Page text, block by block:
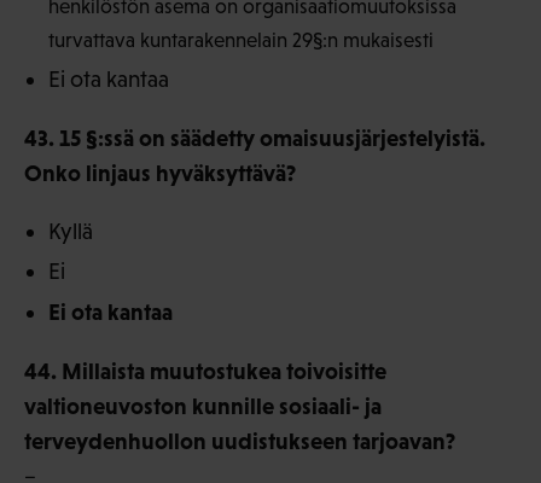
henkilöstön asema on organisaatiomuutoksissa
turvattava kuntarakennelain 29§:n mukaisesti
Ei ota kantaa
43. 15 §:ssä on säädetty omaisuusjärjestelyistä.
Onko linjaus hyväksyttävä?
Kyllä
Ei
Ei ota kantaa
44. Millaista muutostukea toivoisitte
valtioneuvoston kunnille sosiaali- ja
terveydenhuollon uudistukseen tarjoavan?
–